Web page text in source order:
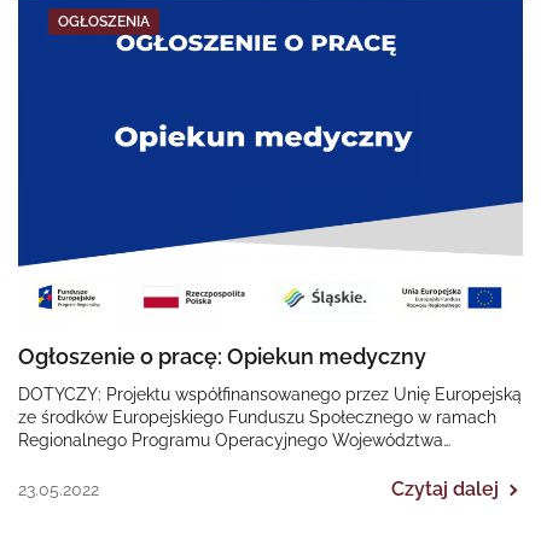
OGŁOSZENIA
Ogłoszenie o pracę: Opiekun medyczny
DOTYCZY: Projektu współfinansowanego przez Unię Europejską
ze środków Europejskiego Funduszu Społecznego w ramach
Regionalnego Programu Operacyjnego Województwa
23.05.2022
Czytaj dalej